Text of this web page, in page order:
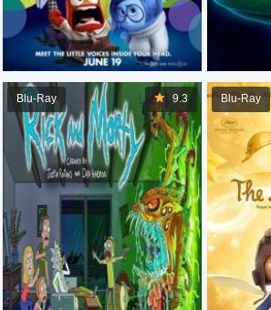
Blu-Ray
9.3
Blu-Ray